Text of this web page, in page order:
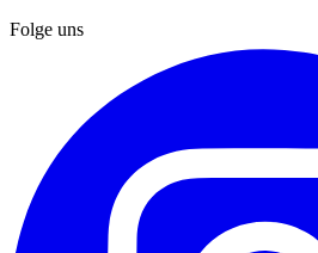
Folge uns